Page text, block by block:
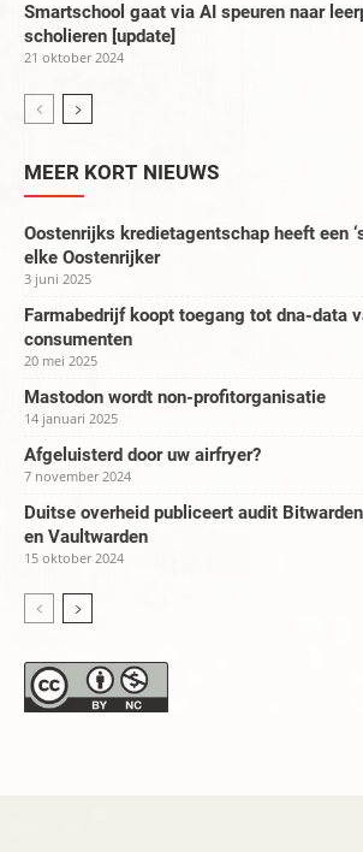
Smartschool gaat via AI speuren naar
scholieren [update]
21 oktober 2024
MEER KORT NIEUWS
Oostenrijks kredietagentschap heeft een
elke Oostenrijker
3 juni 2025
Farmabedrijf koopt toegang tot dna-data
consumenten
20 mei 2025
Mastodon wordt non-profitorganisatie
14 januari 2025
Afgeluisterd door uw airfryer?
7 november 2024
Duitse overheid publiceert audit
en Vaultwarden
15 oktober 2024